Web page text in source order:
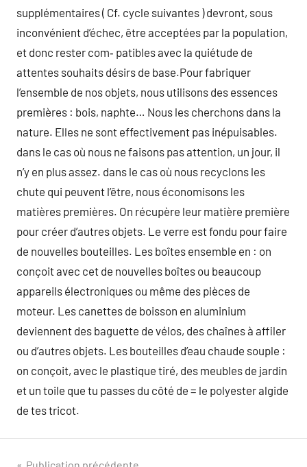
supplémentaires ( Cf. cycle suivantes ) devront, sous
inconvénient d’échec, être acceptées par la population,
et donc rester com‑ patibles avec la quiétude de
attentes souhaits désirs de base.Pour fabriquer
l’ensemble de nos objets, nous utilisons des essences
premières : bois, naphte… Nous les cherchons dans la
nature. Elles ne sont effectivement pas inépuisables.
dans le cas où nous ne faisons pas attention, un jour, il
n’y en plus assez. dans le cas où nous recyclons les
chute qui peuvent l’être, nous économisons les
matières premières. On récupère leur matière première
pour créer d’autres objets. Le verre est fondu pour faire
de nouvelles bouteilles. Les boîtes ensemble en : on
conçoit avec cet de nouvelles boîtes ou beaucoup
appareils électroniques ou même des pièces de
moteur. Les canettes de boisson en aluminium
deviennent des baguette de vélos, des chaînes à affiler
ou d’autres objets. Les bouteilles d’eau chaude souple :
on conçoit, avec le plastique tiré, des meubles de jardin
et un toile que tu passes du côté de = le polyester algide
de tes tricot.
Publication précédente